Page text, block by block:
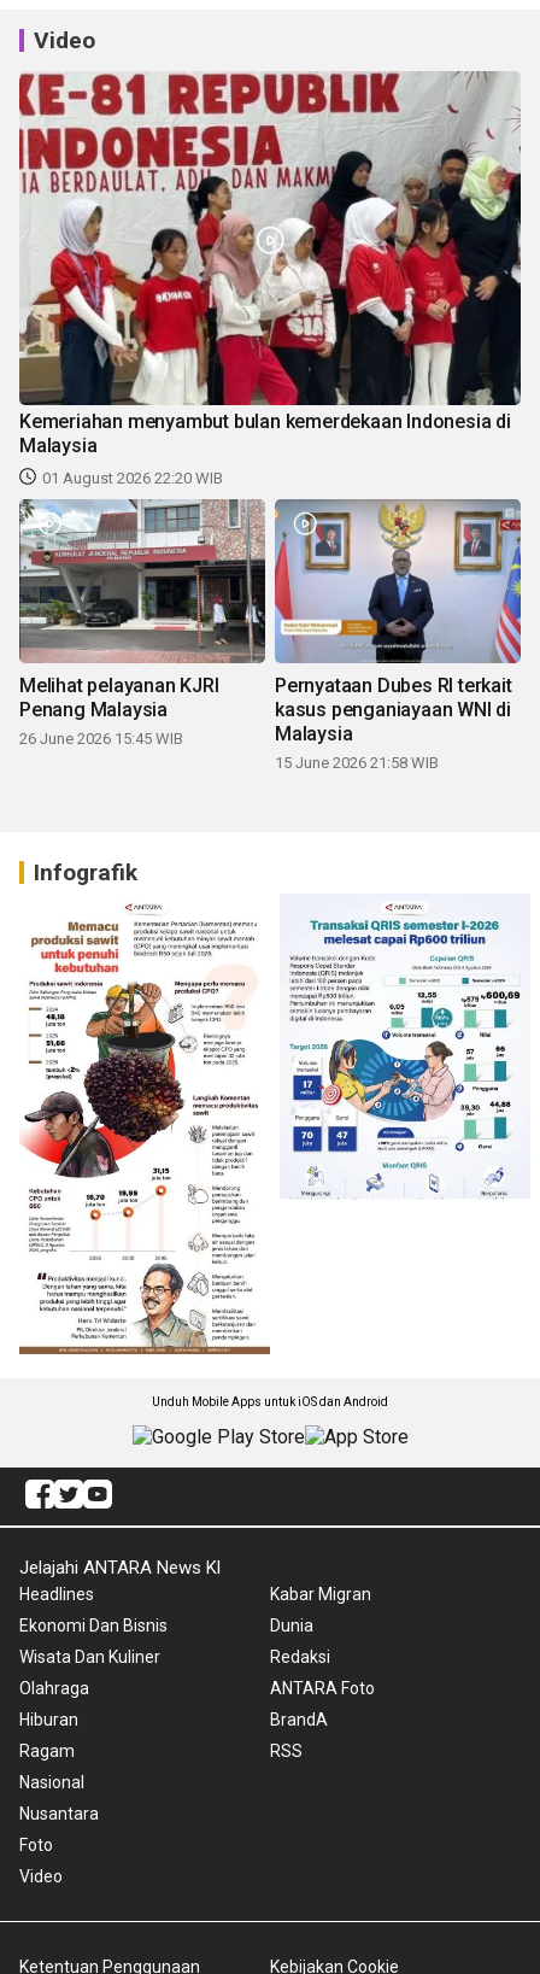
Video
Kemeriahan menyambut bulan kemerdekaan Indonesia di
Malaysia
01 August 2026 22:20 WIB
Melihat pelayanan KJRI
Penang Malaysia
26 June 2026 15:45 WIB
Pernyataan Dubes RI terkait
kasus penganiayaan WNI di
Malaysia
15 June 2026 21:58 WIB
Infografik
Unduh Mobile Apps untuk iOS dan Android
Jelajahi ANTARA News Kl
Headlines
Ekonomi Dan Bisnis
Wisata Dan Kuliner
Olahraga
Hiburan
Ragam
Nasional
Nusantara
Foto
Video
Kabar Migran
Dunia
Redaksi
ANTARA Foto
BrandA
RSS
Ketentuan Penggunaan Kebijakan Cookie